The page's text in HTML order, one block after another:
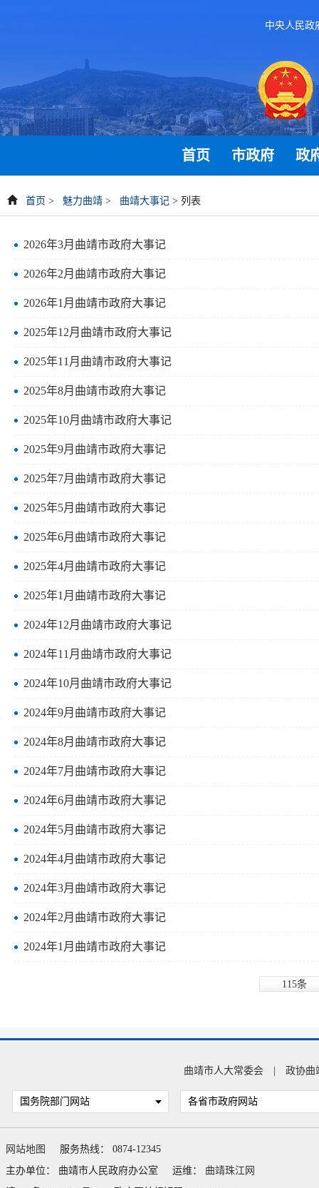
中央人民政
首页 市政府 政
首页 > 魅力曲靖 > 曲靖大事记 > 列表
2026年3月曲靖市政府大事记
2026年2月曲靖市政府大事记
2026年1月曲靖市政府大事记
2025年12月曲靖市政府大事记
2025年11月曲靖市政府大事记
2025年8月曲靖市政府大事记
2025年10月曲靖市政府大事记
2025年9月曲靖市政府大事记
2025年7月曲靖市政府大事记
2025年5月曲靖市政府大事记
2025年6月曲靖市政府大事记
2025年4月曲靖市政府大事记
2025年1月曲靖市政府大事记
2024年12月曲靖市政府大事记
2024年11月曲靖市政府大事记
2024年10月曲靖市政府大事记
2024年9月曲靖市政府大事记
2024年8月曲靖市政府大事记
2024年7月曲靖市政府大事记
2024年6月曲靖市政府大事记
2024年5月曲靖市政府大事记
2024年4月曲靖市政府大事记
2024年3月曲靖市政府大事记
2024年2月曲靖市政府大事记
2024年1月曲靖市政府大事记
115条
曲靖市人大常委会 政协曲
国务院部门网站 各省市政府网站
网站地图
服务热线： 0874-12345
主办单位： 曲靖市人民政府办公室
运维： 曲靖珠江网